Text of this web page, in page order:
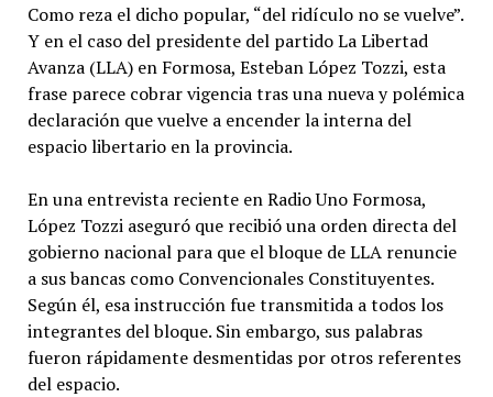
Como reza el dicho popular, “del ridículo no se vuelve”.
Y en el caso del presidente del partido La Libertad
Avanza (LLA) en Formosa, Esteban López Tozzi, esta
frase parece cobrar vigencia tras una nueva y polémica
declaración que vuelve a encender la interna del
espacio libertario en la provincia.
En una entrevista reciente en Radio Uno Formosa,
López Tozzi aseguró que recibió una orden directa del
gobierno nacional para que el bloque de LLA renuncie
a sus bancas como Convencionales Constituyentes.
Según él, esa instrucción fue transmitida a todos los
integrantes del bloque. Sin embargo, sus palabras
fueron rápidamente desmentidas por otros referentes
del espacio.